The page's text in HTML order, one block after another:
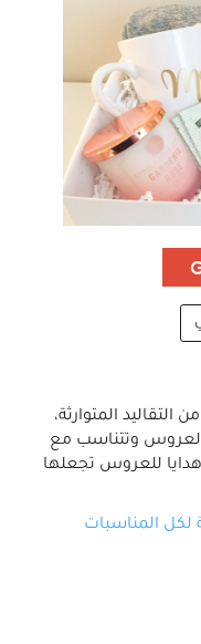
التقاليد المتوارثة،
وتتناسب مع
للعروس تجعلها
لكل المناسبات